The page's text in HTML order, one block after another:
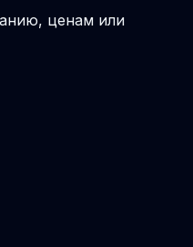
ценам или